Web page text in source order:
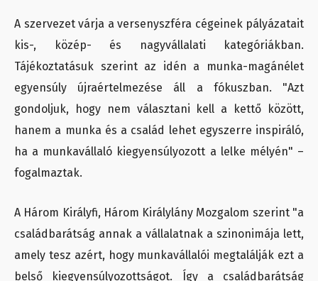
A szervezet várja a versenyszféra cégeinek pályázatait
kis-, közép- és nagyvállalati kategóriákban.
Tájékoztatásuk szerint az idén a munka-magánélet
egyensúly újraértelmezése áll a fókuszban. "Azt
gondoljuk, hogy nem választani kell a kettő között,
hanem a munka és a család lehet egyszerre inspiráló,
ha a munkavállaló kiegyensúlyozott a lelke mélyén" –
fogalmaztak.
A Három Királyfi, Három Királylány Mozgalom szerint "a
családbarátság annak a vállalatnak a szinonimája lett,
amely tesz azért, hogy munkavállalói megtalálják ezt a
belső kiegyensúlyozottságot. Így a családbarátság